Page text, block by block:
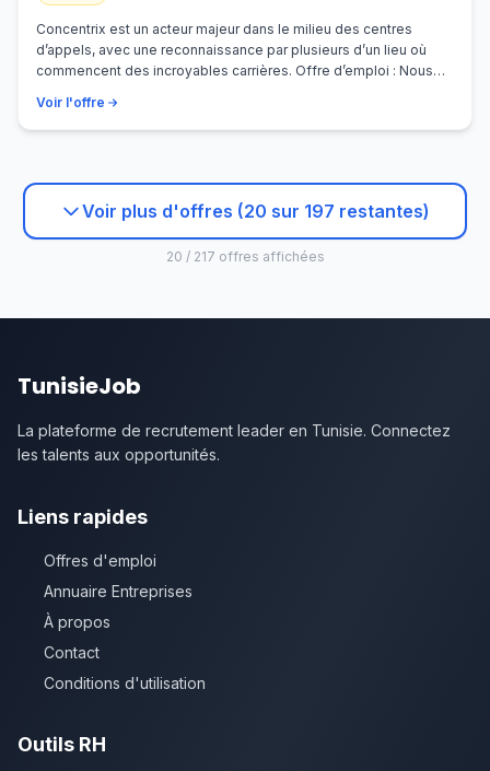
Concentrix est un acteur majeur dans le milieu des centres
d’appels, avec une reconnaissance par plusieurs d’un lieu où
commencent des incroyables carrières. Offre d’emploi : Nous
Voir l'offre
Voir plus d'offres (20 sur 197 restantes)
20 / 217 offres affichées
TunisieJob
La plateforme de recrutement leader en Tunisie. Connectez
les talents aux opportunités.
Liens rapides
Offres d'emploi
Annuaire Entreprises
À propos
Contact
Conditions d'utilisation
Outils RH